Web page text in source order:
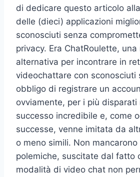
di dedicare questo articolo
delle (dieci) applicazioni
sconosciuti senza
privacy. Era ChatRoulette,
alternativa per incontrare in
videochattare con sconosciuti
obbligo di registrare un
ovviamente, per i più
successo incredibile e, come
successe, venne imitata da
o meno simili. Non mancarono
polemiche, suscitate dal fatto
modalità di video chat non